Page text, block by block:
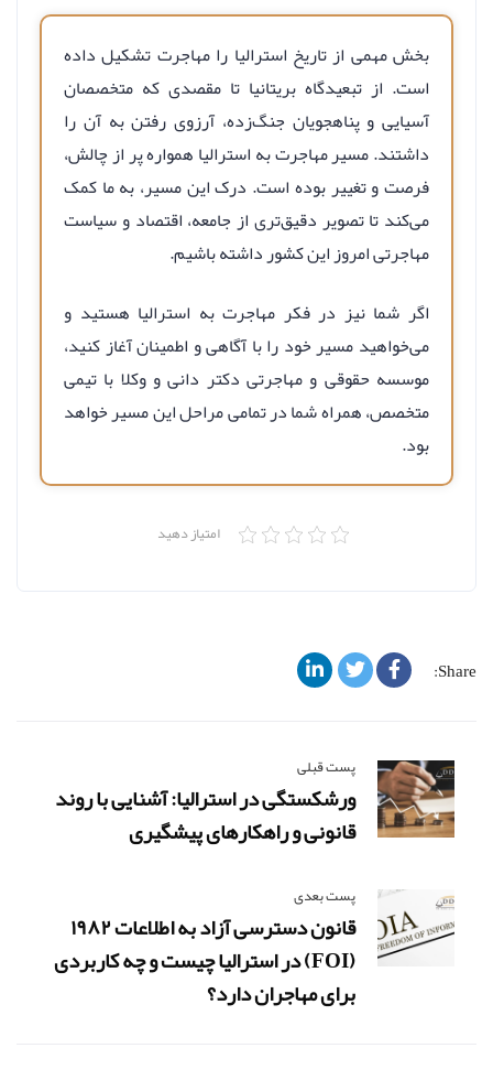
بخش مهمی از تاریخ استرالیا را مهاجرت تشکیل داده
است. از تبعیدگاه بریتانیا تا مقصدی که متخصصان
آسیایی و پناهجویان جنگ‌زده، آرزوی رفتن به آن را
داشتند. مسیر مهاجرت به استرالیا همواره پر از چالش،
فرصت و تغییر بوده است. درک این مسیر، به ما کمک
می‌کند تا تصویر دقیق‌تری از جامعه، اقتصاد و سیاست
مهاجرتی امروز این کشور داشته باشیم.
اگر شما نیز در فکر مهاجرت به استرالیا هستید و
می‌خواهید مسیر خود را با آگاهی و اطمینان آغاز کنید،
موسسه حقوقی و مهاجرتی دکتر دانی و وکلا با تیمی
متخصص، همراه شما در تمامی مراحل این مسیر خواهد
بود.
امتیاز دهید
Share:
پست قبلی
ورشکستگی در استرالیا: آشنایی با روند
قانونی و راهکارهای پیشگیری
پست بعدی
قانون دسترسی آزاد به اطلاعات ۱۹۸۲
(FOI) در استرالیا چیست و چه کاربردی
برای مهاجران دارد؟